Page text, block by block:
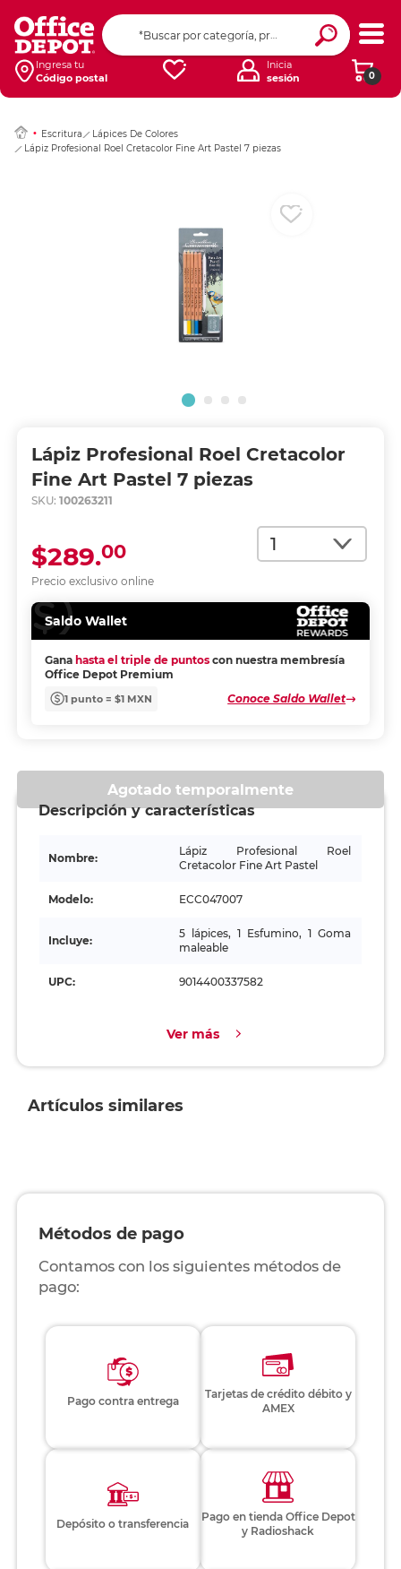
Ingresa tu
Código postal
0
Inicia
sesión
Escritura
Lápices De Colores
Lápiz Profesional Roel Cretacolor Fine Art Pastel 7 piezas
Lápiz Profesional Roel Cretacolor
Fine Art Pastel 7 piezas
SKU: 100263211
Cantidad
Precio exclusivo online
$289.00
Saldo Wallet
Gana hasta el triple de puntos con nuestra membresía
Office Depot Premium
1 punto = $1 MXN Conoce Saldo Wallet
Ingresar Codigo
Agotado temporalmente
Descripción y características
Nombre:
Lápiz Profesional Roel
Cretacolor Fine Art Pastel
Modelo: ECC047007
Incluye:
5 lápices, 1 Esfumino, 1 Goma
maleable
UPC: 9014400337582
Ver más
Artículos similares
Métodos de pago
Contamos con los siguientes métodos de
pago:
Pago contra entrega
Tarjetas de crédito débito y
AMEX
Depósito o transferencia
Pago en tienda Office Depot
y Radioshack